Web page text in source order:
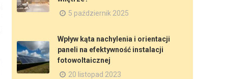
5 październik 2025
Wpływ kąta nachylenia i orientacji
paneli na efektywność instalacji
fotowoltaicznej
20 listopad 2023